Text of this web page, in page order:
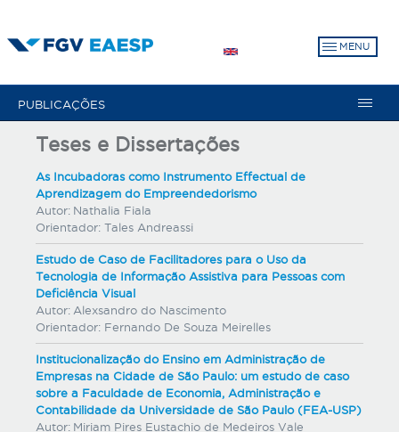
para
MENU
PUBLICAÇÕES
Teses e Dissertações
As Incubadoras como Instrumento Effectual de
Aprendizagem do Empreendedorismo
Autor: Nathalia Fiala
Orientador: Tales Andreassi
Estudo de Caso de Facilitadores para o Uso da
Tecnologia de Informação Assistiva para Pessoas com
Deficiência Visual
Autor: Alexsandro do Nascimento
Orientador: Fernando De Souza Meirelles
Institucionalização do Ensino em Administração de
Empresas na Cidade de São Paulo: um estudo de caso
sobre a Faculdade de Economia, Administração e
Contabilidade da Universidade de São Paulo (FEA-USP)
Autor: Miriam Pires Eustachio de Medeiros Vale